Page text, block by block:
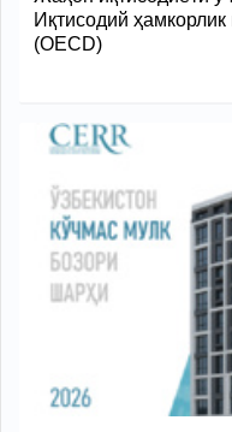
Иқтисодий
(OECD)